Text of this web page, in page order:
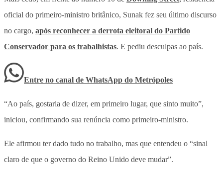
oficial do primeiro-ministro britânico, Sunak fez seu último discurso
no cargo, após reconhecer a derrota eleitoral do Partido
Conservador para os trabalhistas. E pediu desculpas ao país.
Entre no canal de WhatsApp do Metrópoles
“Ao país, gostaria de dizer, em primeiro lugar, que sinto muito”,
iniciou, confirmando sua renúncia como primeiro-ministro.
Ele afirmou ter dado tudo no trabalho, mas que entendeu o “sinal
claro de que o governo do Reino Unido deve mudar”.